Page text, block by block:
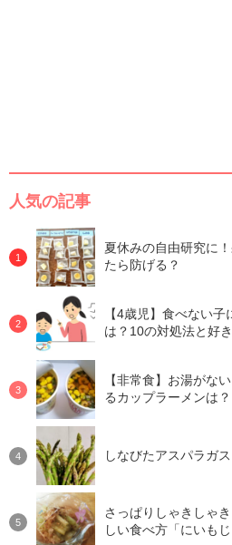
人気の記事
夏休みの自由研究に
たら防げる？
【4歳児】食べない
は？10の対処法と好
【非常食】お湯がな
るカップラーメンは？
しなびたアスパラガ
さっぱりしゃきしゃ
しい食べ方「にいも